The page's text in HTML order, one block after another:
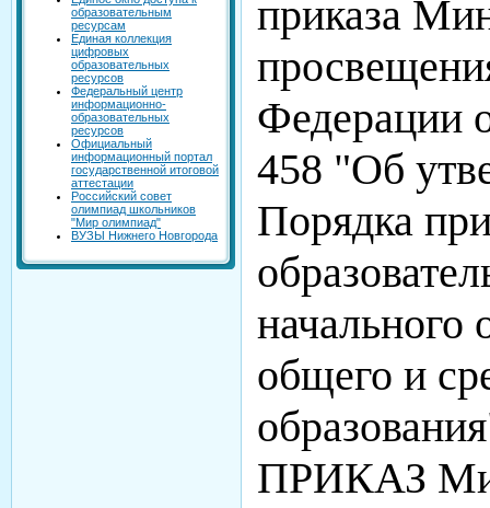
образовательным
ресурсам
Единая коллекция
цифровых
образовательных
ресурсов
Федеральный центр
информационно-
образовательных
ресурсов
Официальный
информационный портал
государственной итоговой
аттестации
Российский совет
олимпиад школьников
"Мир олимпиад"
ВУЗЫ Нижнего Новгорода
приказа
Федерации
458 "Об
Порядка
начального
общего и
ПРИКАЗ